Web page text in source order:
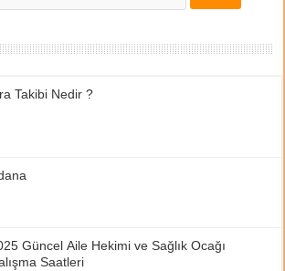
Takibi Nedir ?
Güncel Aile Hekimi ve Sağlık Ocağı
Saatleri